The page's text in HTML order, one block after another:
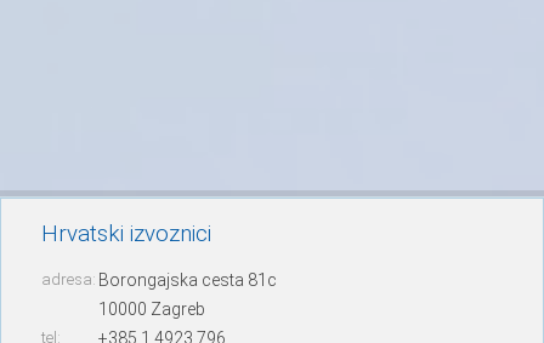
Hrvatski izvoznici
adresa: Borongajska cesta 81c
10000 Zagreb
tel: +385 1 4923 796